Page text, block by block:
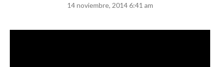
14 noviembre, 2014 6:41 am